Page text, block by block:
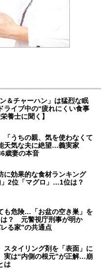
＆チャーハン」は猛烈な眠
イブ中の“疲れにくい食事
養士に聞く】
「うちの親、気を使わなくて
天気な夫に絶望…義実家
歳妻の本音
に効果的な食材ランキング
2位「マグロ」…1位は？
も危険…「お盆の空き巣」を
は？ 元警視庁刑事が明か
る家”の共通点
スタイリング剤を「表面」に
は“内側の根元”が正解…崩
は